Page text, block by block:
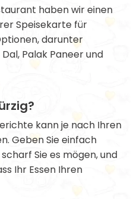
haben wir einen
Speisekarte für
darunter
Palak Paneer und
kann je nach Ihren
Geben Sie einfach
Sie es mögen, und
Ihr Essen Ihren